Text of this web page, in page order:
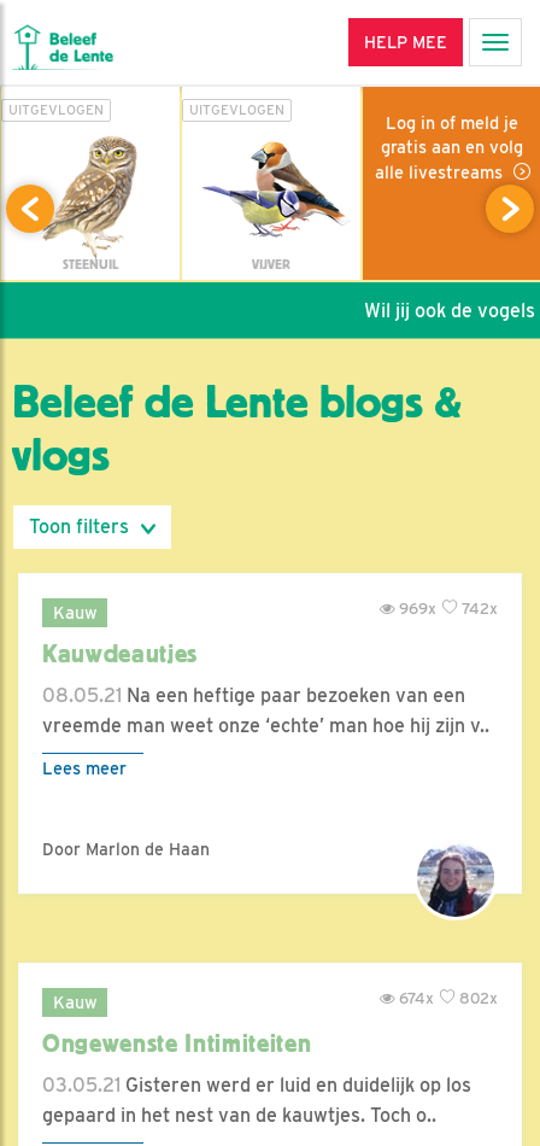
HELP MEE
UITGEVLOGEN
STEENUIL
UITGEVLOGEN
VIJVER
Log in of meld je
gratis aan en volg
alle livestreams
Wil jij ook de vogels
Beleef de Lente blogs &
vlogs
Kauw 742x
969x
Kauwdeautjes
08.05.21 Na een heftige paar bezoeken van een
vreemde man weet onze ‘echte’ man hoe hij zijn v..
Lees meer
Door Marlon de Haan
Kauw 802x
674x
Ongewenste Intimiteiten
03.05.21 Gisteren werd er luid en duidelijk op los
gepaard in het nest van de kauwtjes. Toch o..